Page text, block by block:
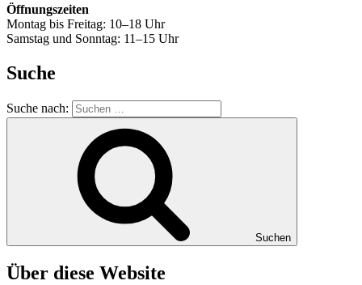
Öffnungszeiten
Montag bis Freitag: 10–18 Uhr
Samstag und Sonntag: 11–15 Uhr
Suche
Suche nach:
Suchen
Über diese Website